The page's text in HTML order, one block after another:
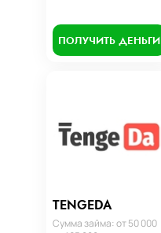
ПОЛУЧИТЬ ДЕНЬГИ
TENGEDA
Сумма займа: от 50 000